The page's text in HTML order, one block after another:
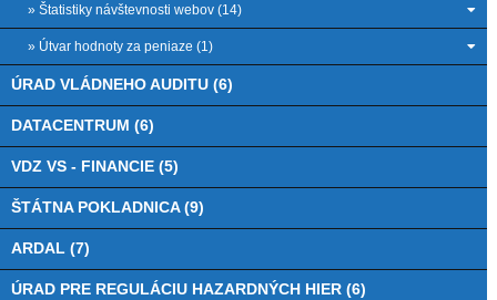
» Štatistiky návštevnosti webov (14)
» Útvar hodnoty za peniaze (1)
ÚRAD VLÁDNEHO AUDITU (6)
DATACENTRUM (6)
VDZ VS - FINANCIE (5)
ŠTÁTNA POKLADNICA (9)
ARDAL (7)
ÚRAD PRE REGULÁCIU HAZARDNÝCH HIER (6)